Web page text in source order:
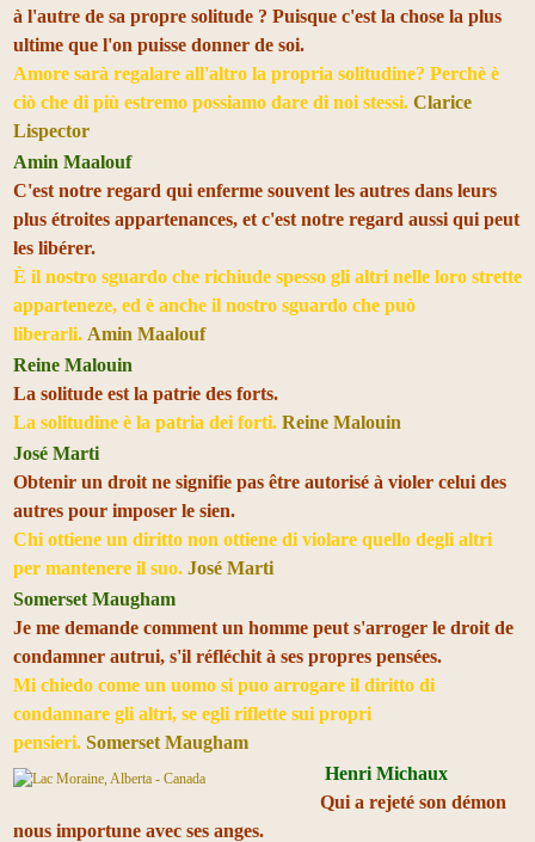
à l'autre de sa propre solitude ? Puisque c'est la chose la plus
ultime que l'on puisse donner de soi.
Amore sarà regalare all'altro la propria solitudine? Perchè è
ciò che di più estremo possiamo dare di noi stessi. Clarice
Lispector
Amin Maalouf
C'est notre regard qui enferme souvent les autres dans leurs
plus étroites appartenances, et c'est notre regard aussi qui peut
les libérer.
È il nostro sguardo che richiude spesso gli altri nelle loro strette
apparteneze, ed è anche il nostro sguardo che può
liberarli. Amin Maalouf
Reine Malouin
La solitude est la patrie des forts.
La solitudine è la patria dei forti. Reine Malouin
José Marti
Obtenir un droit ne signifie pas être autorisé à violer celui des
autres pour imposer le sien.
Chi ottiene un diritto non ottiene di violare quello degli altri
per mantenere il suo. José Marti
Somerset Maugham
Je me demande comment un homme peut s'arroger le droit de
condamner autrui, s'il réfléchit à ses propres pensées.
Mi chiedo come un uomo si puo arrogare il diritto di
condannare gli altri, se egli riflette sui propri
pensieri. Somerset Maugham
Henri Michaux
Qui a rejeté son démon
nous importune avec ses anges.